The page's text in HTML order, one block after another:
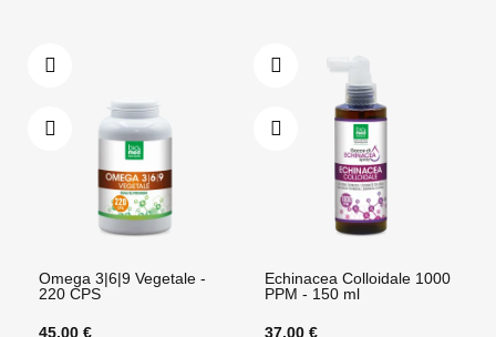
Omega 3|6|9 Vegetale -
220 CPS
45,00 €
Echinacea Colloidale 1000
PPM - 150 ml
37,00 €